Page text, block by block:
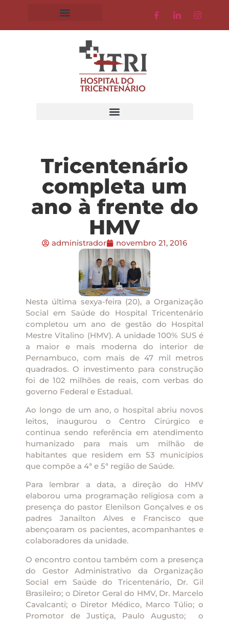
Tricentenário
completa um
ano à frente do
HMV
administrador novembro 21, 2016
Nesta última sexya-feira (20), a Organização
Social em Saúde do Hospital Tricentenário
completou um ano de gestão do Hospital
Mestre Vitalino (HMV). A unidade 100% SUS é
a maior e mais moderna do interior de
Pernambuco, com mais de 47 mil metros
quadrados. O investimento para construção
foi de 102 milhões de reais, com verbas do
governo Federal e Estadual.
Ao longo de um ano, o hospital abriu novos
leitos, inaugurou o Centro Cirúrgico e
continua sendo referência em atendimento
humanizado para mais um milhão de
habitantes que residem em 53 municípios
que compõe a 4ª e 5ª região de Saúde.
Para lembrar a data, a direção do HMV
elaborou uma programação religiosa com a
presença do pastor Elenilson Gonçalves e os
padres Janailton Alves e Francisco que
abençoaram os pacientes, acompanhantes e
colaboradores da unidade.
O encontro contou também com a presença
do Gestor Administrativo da Organização
Social em Saúde do Tricentenário, Dr. Gil
Brasileiro; o Diretor Geral do HMV, Dr. Marcelo
Cavalcanti; o Diretor Médico, Marco Túlio; o
Promotor de Justiça, Paulo Augusto; o